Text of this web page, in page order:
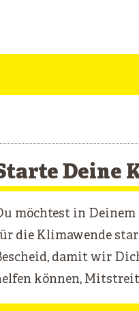
Deine
möchtest in
die Klimawende
damit wir
können,